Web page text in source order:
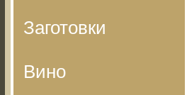
Заготовки
Вино